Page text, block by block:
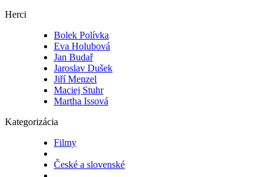
Herci
Bolek Polívka
Eva Holubová
Jan Budař
Jaroslav Dušek
Jiří Menzel
Maciej Stuhr
Martha Issová
Kategorizácia
Filmy
České a slovenské